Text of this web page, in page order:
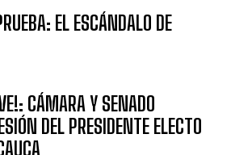
EL ESCÁNDALO DE
CÁMARA Y SENADO
DEL PRESIDENTE ELECTO